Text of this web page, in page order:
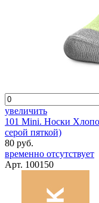
увеличить
101 Mini. Носки
серой пяткой)
80 руб.
временно отсутствует
Арт. 100150